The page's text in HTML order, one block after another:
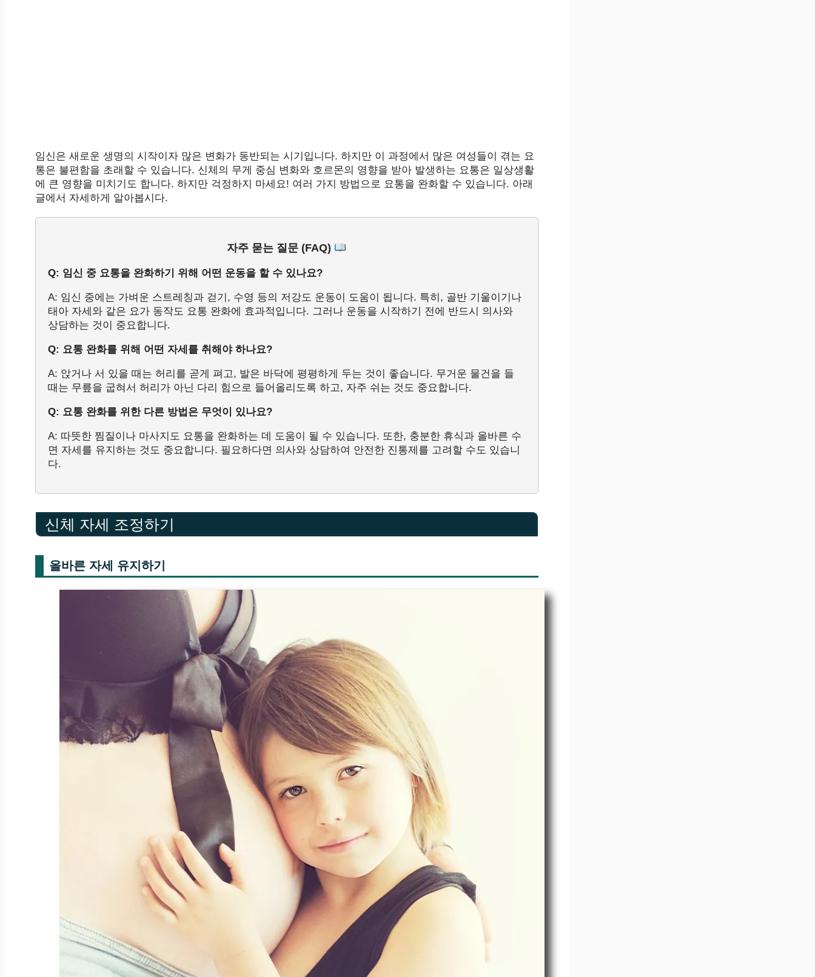
임신은 새로운 생명의 시작이자 많은 변화가 동반되는 시기입니다. 하지만 이 과정에서 많은 여성들이 겪는 요
통은 불편함을 초래할 수 있습니다. 신체의 무게 중심 변화와 호르몬의 영향을 받아 발생하는 요통은 일상생활
에 큰 영향을 미치기도 합니다. 하지만 걱정하지 마세요! 여러 가지 방법으로 요통을 완화할 수 있습니다. 아래
글에서 자세하게 알아봅시다.
자주 묻는 질문 (FAQ)
Q: 임신 중 요통을 완화하기 위해 어떤 운동을 할 수 있나요?
A: 임신 중에는 가벼운 스트레칭과 걷기, 수영 등의 저강도 운동이 도움이 됩니다. 특히, 골반 기울이기나
태아 자세와 같은 요가 동작도 요통 완화에 효과적입니다. 그러나 운동을 시작하기 전에 반드시 의사와
상담하는 것이 중요합니다.
Q: 요통 완화를 위해 어떤 자세를 취해야 하나요?
A: 앉거나 서 있을 때는 허리를 곧게 펴고, 발은 바닥에 평평하게 두는 것이 좋습니다. 무거운 물건을 들
때는 무릎을 굽혀서 허리가 아닌 다리 힘으로 들어올리도록 하고, 자주 쉬는 것도 중요합니다.
Q: 요통 완화를 위한 다른 방법은 무엇이 있나요?
A: 따뜻한 찜질이나 마사지도 요통을 완화하는 데 도움이 될 수 있습니다. 또한, 충분한 휴식과 올바른 수
면 자세를 유지하는 것도 중요합니다. 필요하다면 의사와 상담하여 안전한 진통제를 고려할 수도 있습니
다.
신체 자세 조정하기
올바른 자세 유지하기